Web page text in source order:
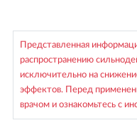
Представленная
распространению
исключительно на
эффектов. Перед
врачом и ознакомьтесь с